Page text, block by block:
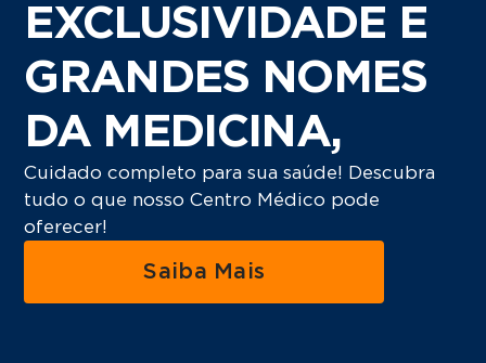
EXCLUSIVIDADE E
GRANDES NOMES
DA MEDICINA,
Cuidado completo para sua saúde! Descubra
tudo o que nosso Centro Médico pode
oferecer!
Saiba Mais